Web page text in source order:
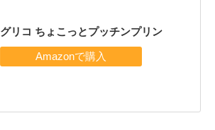
グリコ ちょこっとプッチンプリン